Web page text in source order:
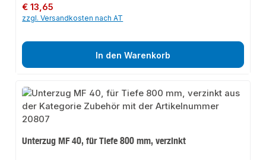
Regulärer Preis:
€ 13,65
zzgl. Versandkosten nach AT
In den Warenkorb
Unterzug MF 40, für Tiefe 800 mm, verzinkt